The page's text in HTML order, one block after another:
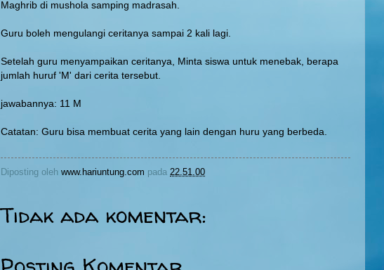
Maghrib di mushola samping madrasah.
Guru boleh mengulangi ceritanya sampai 2 kali lagi.
Setelah guru menyampaikan ceritanya, Minta siswa untuk menebak, berapa
jumlah huruf 'M' dari cerita tersebut.
jawabannya: 11 M
Catatan: Guru bisa membuat cerita yang lain dengan huru yang berbeda.
Diposting oleh www.hariuntung.com pada 22.51.00
Tidak ada komentar: